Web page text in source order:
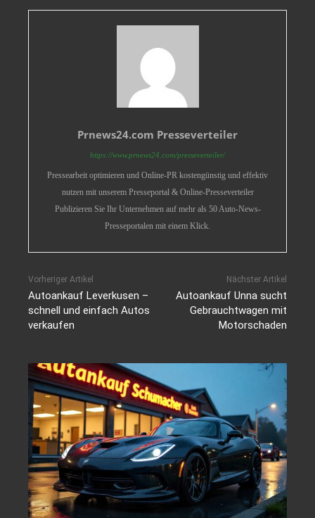
Prnews24.com Presseverteiler
https://www.prnews24.com/presseverteiler/
Pressearbeit optimieren und Online-PR kostengünstig und effektiv
nutzen mit unserem Presseportal & Online-Presseverteiler
Publizieren Sie Ihr Unternehmen auf mehr als 50 Auto-News-
Presseportalen mit einem Klick.
Vorheriger Artikel
Autoankauf Leverkusen –
schnell und einfach Autos
verkaufen
Nächster Artikel
Autoankauf Unna sucht
Gebrauchtwagen mit
Motorschaden